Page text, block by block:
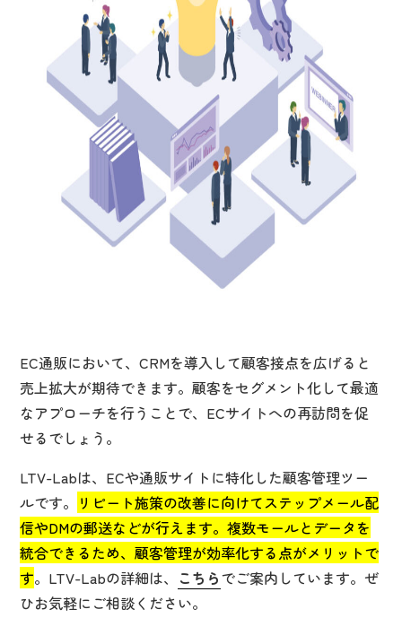
EC通販において、CRMを導入して顧客接点を広げると
売上拡大が期待できます。顧客をセグメント化して最適
なアプローチを行うことで、ECサイトへの再訪問を促
せるでしょう。
LTV-Labは、ECや通販サイトに特化した顧客管理ツー
ルです。 リピート施策の改善に向けてステップメール配
信やDMの郵送などが行えます。複数モールとデータを
統合できるため、顧客管理が効率化する点がメリットで
す。LTV-Labの詳細は、 こちらでご案内しています。ぜ
ひお気軽にご相談ください。